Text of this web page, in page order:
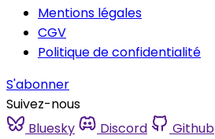
Mentions légales
CGV
Politique de confidentialité
S'abonner
Suivez-nous
Bluesky
Discord Github